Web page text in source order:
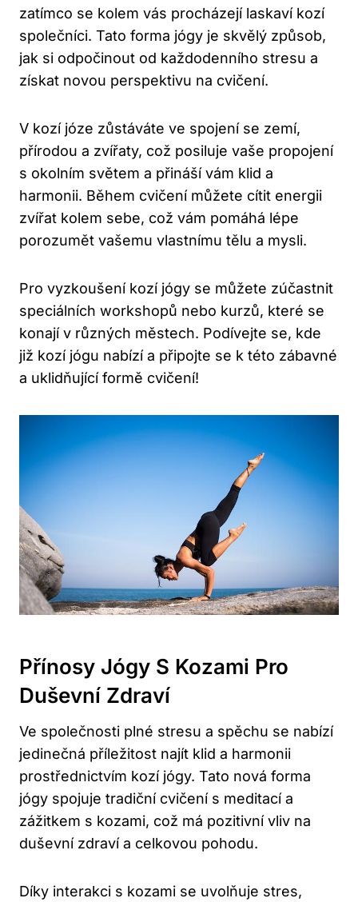
zatímco se kolem vás procházejí ​laskaví ‌kozí
společníci.⁣ Tato⁤ forma jógy je skvělý způsob,
jak si odpočinout od každodenního stresu a‍
získat novou perspektivu na ‍cvičení.
V‌ kozí józe ‌zůstáváte ve spojení se zemí,
přírodou a⁤ zvířaty, což posiluje vaše⁣ propojení
⁣s okolním světem ⁢a přináší vám klid a
harmonii.‍ Během cvičení můžete cítit energii
zvířat ⁢kolem sebe, což vám pomáhá lépe
porozumět vašemu ⁢vlastnímu tělu ‍a mysli.
Pro vyzkoušení kozí jógy se můžete zúčastnit
speciálních workshopů nebo kurzů,⁤ které se⁣
konají v různých⁢ městech.⁤ Podívejte se, kde
již ⁤kozí jógu nabízí a připojte⁤ se k této ‍zábavné
a uklidňující‌ formě cvičení!
Přínosy Jógy S ⁤kozami Pro
Duševní Zdraví
Ve společnosti plné stresu a spěchu se nabízí
jedinečná příležitost​ najít klid⁢ a‍ harmonii
prostřednictvím‍ kozí⁢ jógy. ⁤Tato nová forma
⁢jógy spojuje​ tradiční ‌cvičení s meditací a
⁣zážitkem s kozami,​ což má pozitivní vliv⁣ na
duševní zdraví a celkovou pohodu.
Díky ‍interakci s ‌kozami se uvolňuje ‌stres,